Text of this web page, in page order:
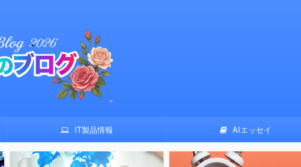
IT製品情報 AIエッセイ